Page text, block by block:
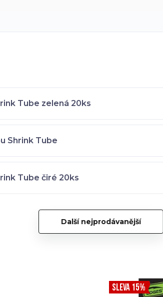
Tube zelená 20ks
Shrink Tube
Tube čiré 20ks
Další nejprodávanější
SLEVA 15%